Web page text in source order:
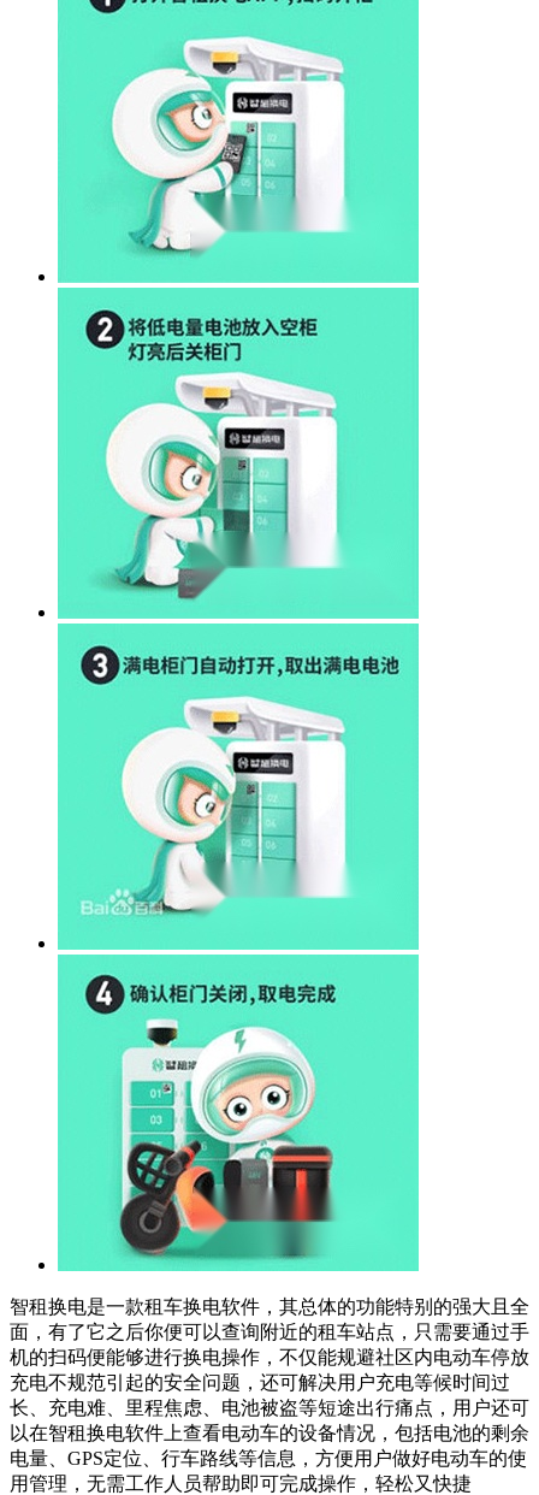
智租换电是一款租车换电软件，其总体的功能特别的强大且全
面，有了它之后你便可以查询附近的租车站点，只需要通过手
机的扫码便能够进行换电操作，不仅能规避社区内电动车停放
充电不规范引起的安全问题，还可解决用户充电等候时间过
长、充电难、里程焦虑、电池被盗等短途出行痛点，用户还可
以在智租换电软件上查看电动车的设备情况，包括电池的剩余
电量、GPS定位、行车路线等信息，方便用户做好电动车的使
用管理，无需工作人员帮助即可完成操作，轻松又快捷